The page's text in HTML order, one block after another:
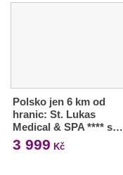
Polsko jen 6 km od
hranic: St. Lukas
Medical & SPA **** s…
3 999 Kč